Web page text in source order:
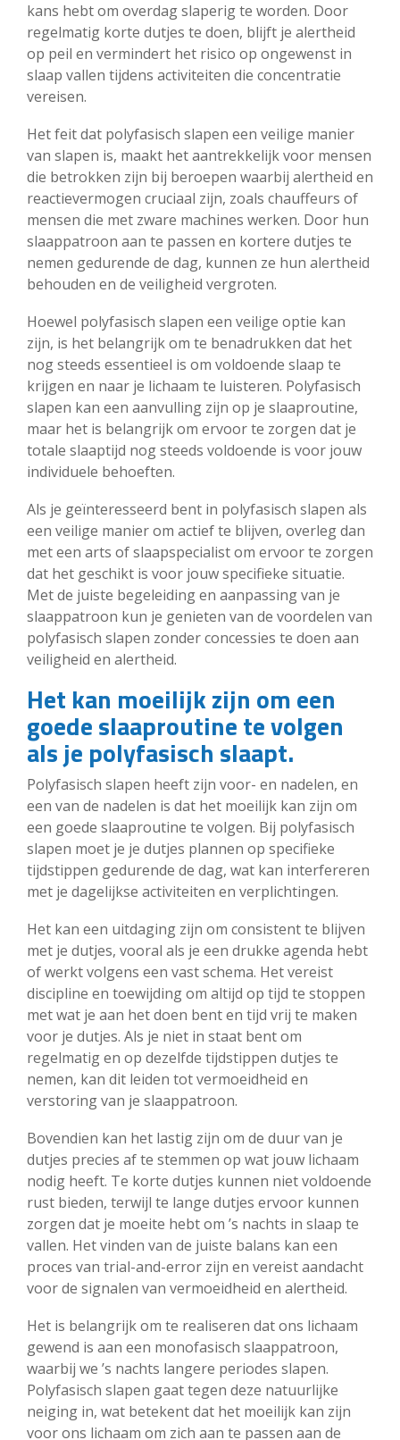
kans hebt om overdag slaperig te worden. Door
regelmatig korte dutjes te doen, blijft je alertheid
op peil en vermindert het risico op ongewenst in
slaap vallen tijdens activiteiten die concentratie
vereisen.
Het feit dat polyfasisch slapen een veilige manier
van slapen is, maakt het aantrekkelijk voor mensen
die betrokken zijn bij beroepen waarbij alertheid en
reactievermogen cruciaal zijn, zoals chauffeurs of
mensen die met zware machines werken. Door hun
slaappatroon aan te passen en kortere dutjes te
nemen gedurende de dag, kunnen ze hun alertheid
behouden en de veiligheid vergroten.
Hoewel polyfasisch slapen een veilige optie kan
zijn, is het belangrijk om te benadrukken dat het
nog steeds essentieel is om voldoende slaap te
krijgen en naar je lichaam te luisteren. Polyfasisch
slapen kan een aanvulling zijn op je slaaproutine,
maar het is belangrijk om ervoor te zorgen dat je
totale slaaptijd nog steeds voldoende is voor jouw
individuele behoeften.
Als je geïnteresseerd bent in polyfasisch slapen als
een veilige manier om actief te blijven, overleg dan
met een arts of slaapspecialist om ervoor te zorgen
dat het geschikt is voor jouw specifieke situatie.
Met de juiste begeleiding en aanpassing van je
slaappatroon kun je genieten van de voordelen van
polyfasisch slapen zonder concessies te doen aan
veiligheid en alertheid.
Het kan moeilijk zijn om een
goede slaaproutine te volgen
als je polyfasisch slaapt.
Polyfasisch slapen heeft zijn voor- en nadelen, en
een van de nadelen is dat het moeilijk kan zijn om
een goede slaaproutine te volgen. Bij polyfasisch
slapen moet je je dutjes plannen op specifieke
tijdstippen gedurende de dag, wat kan interfereren
met je dagelijkse activiteiten en verplichtingen.
Het kan een uitdaging zijn om consistent te blijven
met je dutjes, vooral als je een drukke agenda hebt
of werkt volgens een vast schema. Het vereist
discipline en toewijding om altijd op tijd te stoppen
met wat je aan het doen bent en tijd vrij te maken
voor je dutjes. Als je niet in staat bent om
regelmatig en op dezelfde tijdstippen dutjes te
nemen, kan dit leiden tot vermoeidheid en
verstoring van je slaappatroon.
Bovendien kan het lastig zijn om de duur van je
dutjes precies af te stemmen op wat jouw lichaam
nodig heeft. Te korte dutjes kunnen niet voldoende
rust bieden, terwijl te lange dutjes ervoor kunnen
zorgen dat je moeite hebt om ’s nachts in slaap te
vallen. Het vinden van de juiste balans kan een
proces van trial-and-error zijn en vereist aandacht
voor de signalen van vermoeidheid en alertheid.
Het is belangrijk om te realiseren dat ons lichaam
gewend is aan een monofasisch slaappatroon,
waarbij we ’s nachts langere periodes slapen.
Polyfasisch slapen gaat tegen deze natuurlijke
neiging in, wat betekent dat het moeilijk kan zijn
voor ons lichaam om zich aan te passen aan de